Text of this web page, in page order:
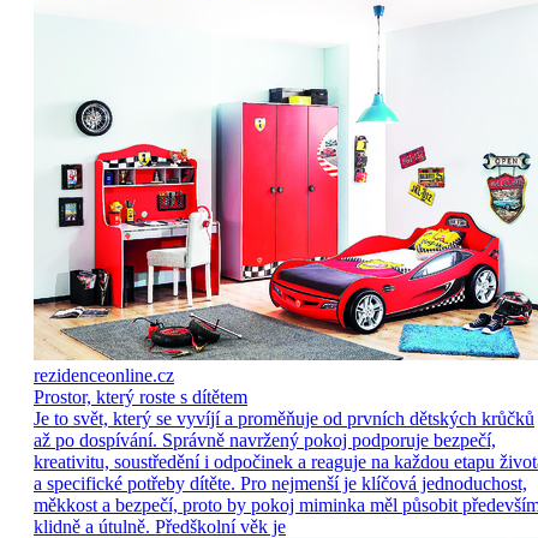
rezidenceonline.cz
Prostor, který roste s dítětem
Je to svět, který se vyvíjí a proměňuje od prvních dětských krůčků
až po dospívání. Správně navržený pokoj podporuje bezpečí,
kreativitu, soustředění i odpočinek a reaguje na každou etapu
a specifické potřeby dítěte. Pro nejmenší je klíčová jednoduchost,
měkkost a bezpečí, proto by pokoj miminka měl působit
klidně a útulně. Předškolní věk je